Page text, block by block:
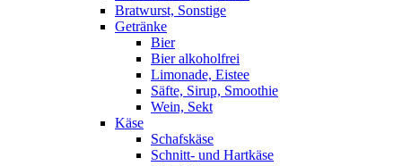
Bratwurst, Sonstige
Getränke
Bier
Bier alkoholfrei
Limonade, Eistee
Säfte, Sirup, Smoothie
Wein, Sekt
Käse
Schafskäse
Schnitt- und Hartkäse